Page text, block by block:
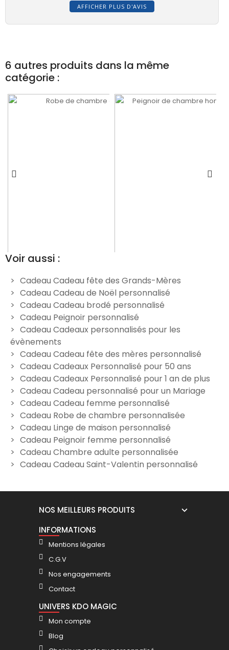
AFFICHER PLUS D'AVIS
6 autres produits dans la même
catégorie :
Robe de chambre
anthracite homme
personnalisé
39,90 €
Peignoir de chambre
homme bleu personnalisée
39,90 €
Voir aussi :
Cadeau Cadeau fête des Grands-Mères
Cadeau Cadeau de Noël personnalisé
Cadeau Cadeau brodé personnalisé
Cadeau Peignoir personnalisé
Cadeau Cadeaux personnalisés pour les
évènements
Cadeau Cadeau fête des mères personnalisé
Cadeau Cadeaux Personnalisé pour 50 ans
Cadeau Cadeaux Personnalisé pour 1 an de plus
Cadeau Cadeau personnalisé pour un Mariage
Cadeau Cadeau femme personnalisé
Cadeau Robe de chambre personnalisée
Cadeau Linge de maison personnalisé
Cadeau Peignoir femme personnalisé
Cadeau Chambre adulte personnalisée
Cadeau Cadeau Saint-Valentin personnalisé
NOS MEILLEURS PRODUITS
INFORMATIONS
Mentions légales
C.G.V
Nos engagements
Contact
UNIVERS KDO MAGIC
Mon compte
Blog